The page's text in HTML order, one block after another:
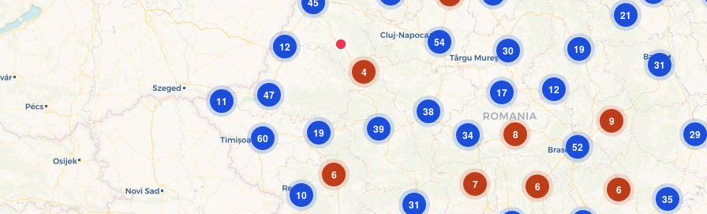
6
6
19
17
30
38
4
11
10
21
12
7
60
31
8
52
6
9
12
19
29
47
39 34
35
31
54